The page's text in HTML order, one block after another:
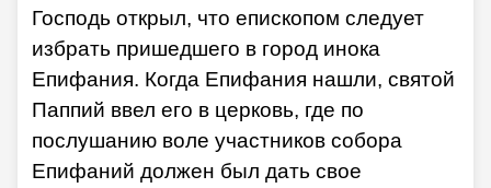
Господь открыл, что епископом следует
избрать пришедшего в город инока
Епифания. Когда Епифания нашли, святой
Паппий ввел его в церковь, где по
послушанию воле участников собора
Епифаний должен был дать свое